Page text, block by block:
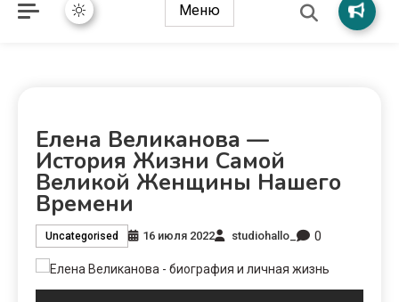
Меню
Елена Великанова —
История Жизни Самой
Великой Женщины Нашего
Времени
Uncategorised 16 июля 2022 studiohallo_ 0